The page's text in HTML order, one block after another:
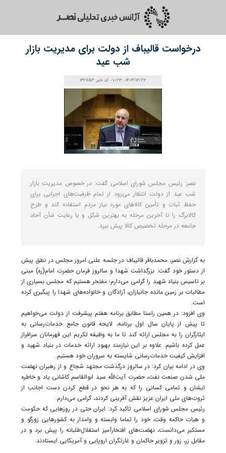
درخواست قالیباف از دولت برای مدیریت بازار
شب عید
1403/12/22 - 10:23 - کد خبر: 132853
نصر: رئیس مجلس شورای اسلامی گفت: در خصوص مدیریت بازار
شب عید از دولت انتظار می‌رود از تمام ظرفیت‌های اجرایی برای
حفظ ثبات و تأمین کالاهای مورد نیاز مردم استفاده کند و طرح
کالابرگ را تا آخرین مرحله به بهترین شکل و با رعایت شأن آحاد
جامعه در مرحله تخصیص کالا پیش ببرد.
به گزارش نصر، محمدباقر قالیباف در جلسه علنی امروز مجلس در نطق پیش
از دستور خود گفت: بزرگداشت شهدا و سالروز فرمان حضرت امام(ره) مبنی
بر تاسیس بنیاد شهید را گرامی می‌دارم؛ مفتخر هستیم که مجلس بسیاری از
مطالبات بر زمین مانده جانبازان، آزادگان و خانواده‌های شهدا را پیگیری کرده
است.
وی افزود: در همین راستا مطابق برنامه هفتم پیشرفت از دولت می‌خواهیم
تا پیش از پایان سال اول برنامه، لایحه قانون جامع خدمات‌رسانی به
ایثارگران را به مجلس ارائه کند تا ما به وظیفه تکریم این قهرمانان سرافراز
عمل کرده باشیم. علاوه بر این نیازمند بهبود ارائه خدمات در بنیاد شهید و
افزایش کیفیت خدمات‌رسانی شایسته به سروران خود هستیم.
وی در ادامه بیان کرد: در سالروز درگذشت مجتهد شجاع و از رهبران نهضت
ملی شدن صنعت نفت، حضرت آیت‌الله سید ابوالقاسم کاشانی یاد و خاطره
ایشان و تمامی کسانی را که به هر نحو در قطع کردن دست اجانب از
ثروت‌های ملی ایران عزیز نقش آفرینی کردند، گرامی می‌دارم.
رئیس مجلس شورای اسلامی تاکید کرد: ایران حتی در روزهایی که حکومت
و هیات حاکمه وقت، خود را تماما وابسته و وامدار به کشورهایی زورگو و
مستکبر می‌دانست، نهضت‌های افتخارآمیز استقلال‌طلبانه را پیش برد و در
مقابل زر، زور و تزویر حاکمان و غارتگران اروپایی و آمریکایی ایستادند.